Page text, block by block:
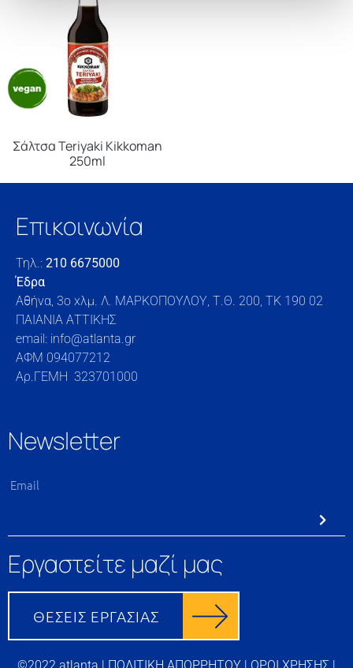
Σάλτσα Teriyaki Kikkoman
250ml
Επικοινωνία
Τηλ.: 210 6675000
Έδρα
Αθήνα, 3o xλμ. Λ. ΜΑΡΚΟΠΟΥΛΟΥ, Τ.Θ. 200, TK 190 02
ΠΑΙΑΝΙΑ ΑΤΤΙΚΗΣ
email: info@atlanta.gr
ΑΦΜ 094077212
Αρ.ΓΕΜΗ 323701000
Newsletter
Εργαστείτε μαζί μας